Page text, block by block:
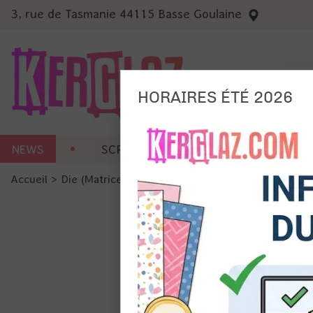
3, rue de Tasmanie 44115 Basse Goulaine
NEWS SCRAP CARTERIE MACHINES
Accueil > Die (Matrice de découpe) Die format standard
Ils
et du
précises
Si vous
de la
HORAIRES ÉTÉ 2026